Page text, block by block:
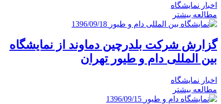
اخبار نمایشگاه
مطالعه بیشتر
1396/09/18
گزارش شرکت بلدرچین دماوند از نمایشگاه
بین المللی دام و طیور تهران
اخبار نمایشگاه
مطالعه بیشتر
1396/09/15